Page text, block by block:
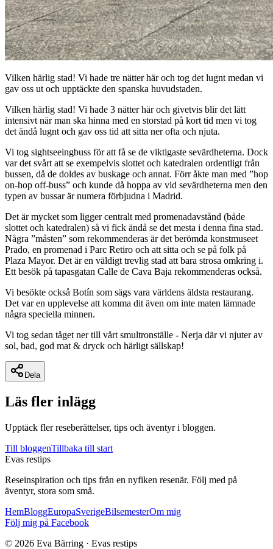
Vilken härlig stad! Vi hade tre nätter här och tog det lugnt medan vi
gav oss ut och upptäckte den spanska huvudstaden.
Vilken härlig stad! Vi hade 3 nätter här och givetvis blir det lätt
intensivt när man ska hinna med en storstad på kort tid men vi tog
det ändå lugnt och gav oss tid att sitta ner ofta och njuta.
Vi tog sightseeingbuss för att få se de viktigaste sevärdheterna. Dock
var det svårt att se exempelvis slottet och katedralen ordentligt från
bussen, då de doldes av buskage och annat. Förr åkte man med ”hop
on-hop off-buss” och kunde då hoppa av vid sevärdheterna men den
typen av bussar är numera förbjudna i Madrid.
Det är mycket som ligger centralt med promenadavstånd (både
slottet och katedralen) så vi fick ändå se det mesta i denna fina stad.
Några ”måsten” som rekommenderas är det berömda konstmuseet
Prado, en promenad i Parc Retiro och att sitta och se på folk på
Plaza Mayor. Det är en väldigt trevlig stad att bara strosa omkring i.
Ett besök på tapasgatan Calle de Cava Baja rekommenderas också.
Vi besökte också Botín som sägs vara världens äldsta restaurang.
Det var en upplevelse att komma dit även om inte maten lämnade
några speciella minnen.
Vi tog sedan tåget ner till vårt smultronställe - Nerja där vi njuter av
sol, bad, god mat & dryck och härligt sällskap!
Dela
Läs fler inlägg
Upptäck fler reseberättelser, tips och äventyr i bloggen.
Till bloggenTillbaka till start
Evas restips
Reseinspiration och tips från en nyfiken resenär. Följ med på
äventyr, stora som små.
HemBloggEuropaSverigeBilsemesterOm mig
Följ mig på Facebook
© 2026 Eva Bärring · Evas restips